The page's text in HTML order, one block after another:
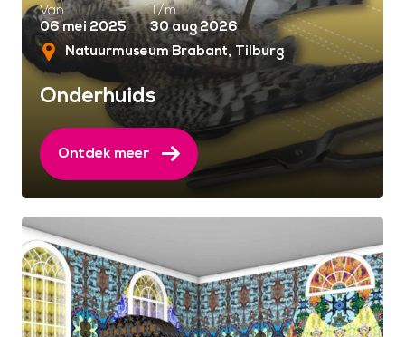
Van
06 mei 2025
T/m
30 aug 2026
Natuurmuseum Brabant Tilburg
Onderhuids
Ontdek meer